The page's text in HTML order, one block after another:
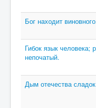
Бог находит
Гибок язык человека;
непочатый.
Дым отечества